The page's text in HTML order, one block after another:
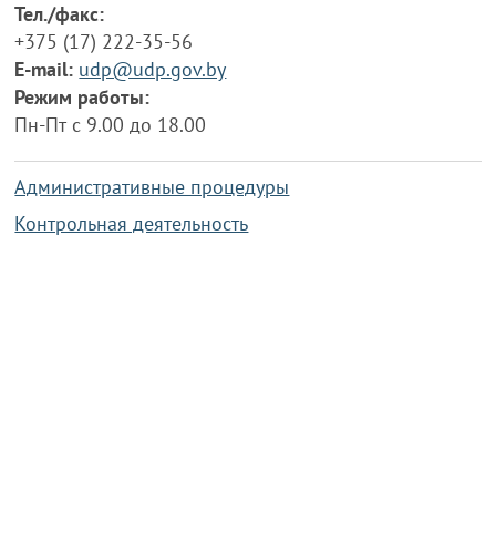
Тел./факс:
+375 (17) 222-35-56
E-mail: udp@udp.gov.by
Режим работы:
Пн-Пт с 9.00 до 18.00
Административные процедуры
Контрольная деятельность